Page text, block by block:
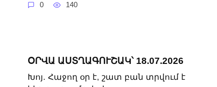
0 140
ՕՐՎԱ ԱՍՏՂԱԳՈՒՇԱԿ՝ 18.07.2026
Խոյ. Հաջող օր է, շատ բան տրվում է